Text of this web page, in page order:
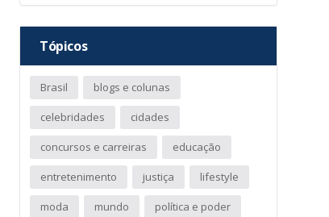
Tópicos
Brasil blogs e colunas
celebridades cidades
concursos e carreiras educação
entretenimento justiça lifestyle
moda mundo política e poder